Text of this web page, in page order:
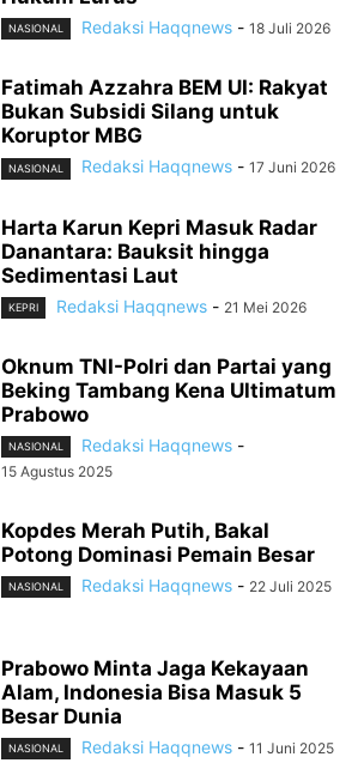
NASIONAL Redaksi Haqqnews - 18 Juli 2026
Fatimah Azzahra BEM UI: Rakyat
Bukan Subsidi Silang untuk
Koruptor MBG
NASIONAL Redaksi Haqqnews - 17 Juni 2026
Harta Karun Kepri Masuk Radar
Danantara: Bauksit hingga
Sedimentasi Laut
KEPRI Redaksi Haqqnews - 21 Mei 2026
Oknum TNI-Polri dan Partai yang
Beking Tambang Kena Ultimatum
Prabowo
NASIONAL Redaksi Haqqnews -
15 Agustus 2025
Kopdes Merah Putih, Bakal
Potong Dominasi Pemain Besar
NASIONAL Redaksi Haqqnews - 22 Juli 2025
Prabowo Minta Jaga Kekayaan
Alam, Indonesia Bisa Masuk 5
Besar Dunia
NASIONAL Redaksi Haqqnews - 11 Juni 2025